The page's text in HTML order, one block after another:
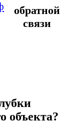
обратной
связи
объекта?